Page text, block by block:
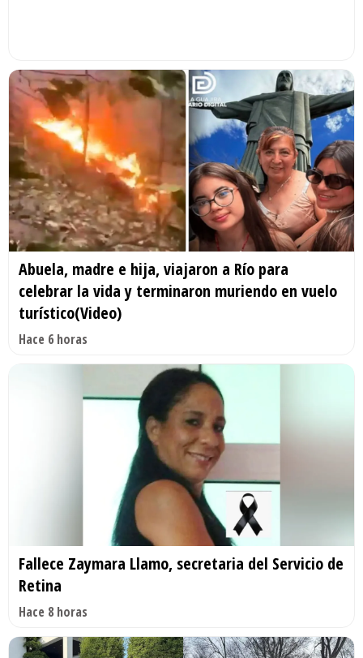
Abuela, madre e hija, viajaron a Río para
celebrar la vida y terminaron muriendo en vuelo
turístico(Video)
Hace 6 horas
Fallece Zaymara Llamo, secretaria del Servicio de
Retina
Hace 8 horas